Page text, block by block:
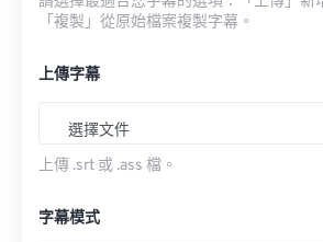
「複製」從原始檔案複製字幕。
上傳字幕
選擇文件
上傳 .srt 或 .ass 檔。
字幕模式